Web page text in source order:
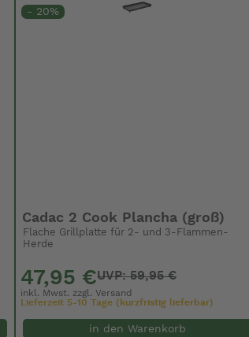
- 20%
Cadac 2 Cook Plancha (groß)
Flache Grillplatte für 2- und 3-Flammen-
Herde
47,95 €UVP: 59,95 €
inkl. Mwst. zzgl.Versand
Lieferzeit 5-10 Tage (kurzfristig lieferbar)
in den Warenkorb